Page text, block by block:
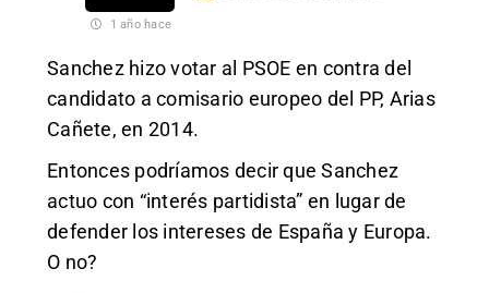
1 año hace
Sanchez hizo votar al PSOE en contra del
candidato a comisario europeo del PP, Arias
Cañete, en 2014.
Entonces podríamos decir que Sanchez
actuo con “interés partidista” en lugar de
defender los intereses de España y Europa.
O no?